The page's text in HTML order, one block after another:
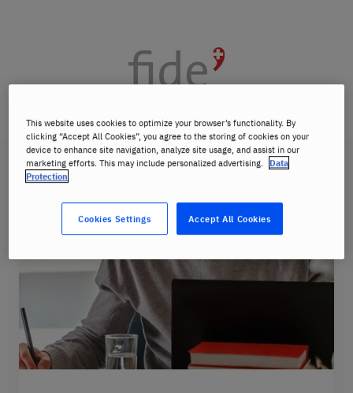
This website uses cookies to optimize your browser’s functionality. By
clicking “Accept All Cookies”, you agree to the storing of cookies on your
device to enhance site navigation, analyze site usage, and assist in our
marketing efforts. This may include personalized advertising. Data
Protection
Accept All Cookies
Cookies Settings